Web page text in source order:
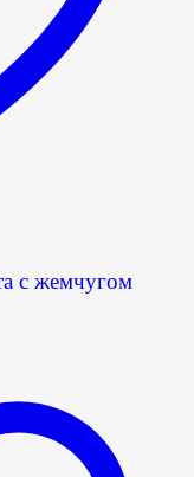
с жемчугом